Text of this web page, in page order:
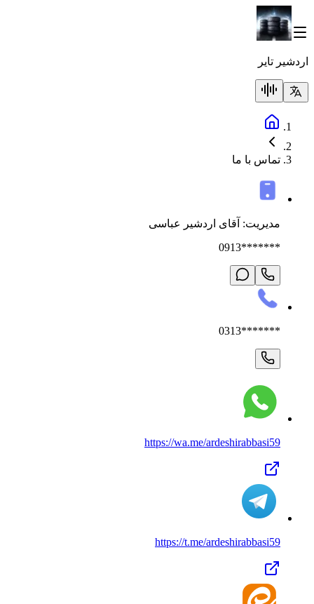
اردشیر تایر
تماس با ما
مدیریت: آقای اردشیر عباسی
0913*******
0313*******
https://wa.me/ardeshirabbasi59
https://t.me/ardeshirabbasi59